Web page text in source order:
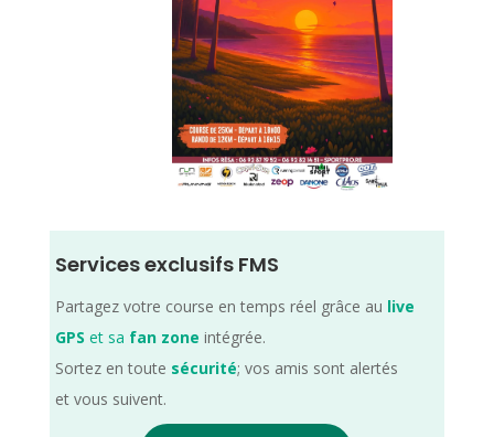
Services exclusifs FMS
Partagez votre course en temps réel grâce au live
GPS et sa fan zone intégrée.
Sortez en toute sécurité; vos amis sont alertés
et vous suivent.